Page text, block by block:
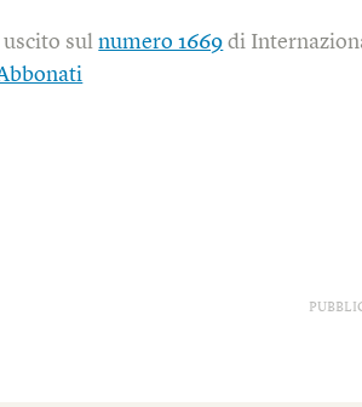
uscito sulnumero 1669 di